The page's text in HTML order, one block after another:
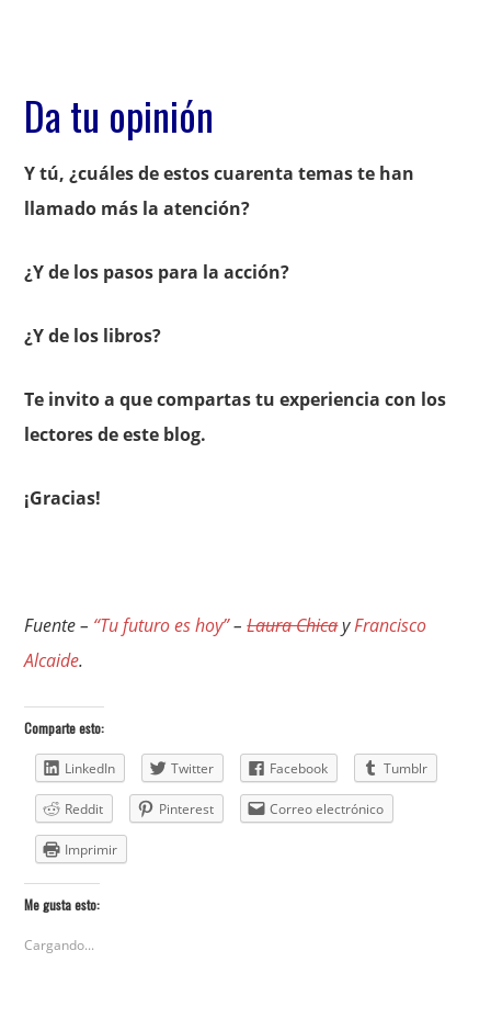
Da tu opinión
Y tú, ¿cuáles de estos cuarenta temas te han
llamado más la atención?
¿Y de los pasos para la acción?
¿Y de los libros?
Te invito a que compartas tu experiencia con los
lectores de este blog.
¡Gracias!
Fuente – “Tu futuro es hoy”–Laura ChicayFrancisco
Alcaide.
Comparte esto:
LinkedIn Twitter Facebook Tumblr
Reddit Pinterest Correo electrónico
Imprimir
Me gusta esto:
Cargando...